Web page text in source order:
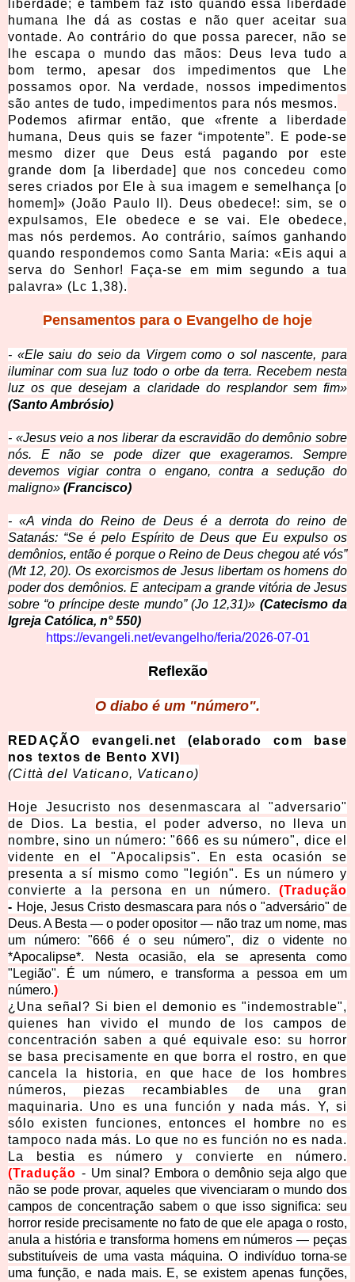
liberdade; e também faz isto quando essa liberdade
humana lhe dá as costas e não quer aceitar sua
vontade. Ao contrário do que possa parecer, não se
lhe escapa o mundo das mãos: Deus leva tudo a
bom termo, apesar dos impedimentos que Lhe
possamos opor. Na verdade, nossos impedimentos
são antes de tudo, impedimentos para nós mesmos.
Podemos afirmar então, que «frente a liberdade
humana, Deus quis se fazer “impotente”. E pode-se
mesmo dizer que Deus está pagando por este
grande dom [a liberdade] que nos concedeu como
seres criados por Ele à sua imagem e semelhança [o
homem]» (João Paulo II). Deus obedece!: sim, se o
expulsamos, Ele obedece e se vai. Ele obedece,
mas nós perdemos. Ao contrário, saímos ganhando
quando respondemos como Santa Maria: «Eis aqui a
serva do Senhor! Faça-se em mim segundo a tua
palavra» (Lc 1,38).
Pensamentos para o Evangelho de hoje
- «Ele saiu do seio da Virgem como o sol nascente, para
iluminar com sua luz todo o orbe da terra. Recebem nesta
luz os que desejam a claridade do resplandor sem fim»
(Santo Ambrósio)
- «Jesus veio a nos liberar da escravidão do demônio sobre
nós. E não se pode dizer que exageramos. Sempre
devemos vigiar contra o engano, contra a sedução do
maligno» (Francisco)
- «A vinda do Reino de Deus é a derrota do reino de
Satanás: “Se é pelo Espírito de Deus que Eu expulso os
demônios, então é porque o Reino de Deus chegou até vós”
(Mt 12, 20). Os exorcismos de Jesus libertam os homens do
poder dos demônios. E antecipam a grande vitória de Jesus
sobre “o príncipe deste mundo” (Jo 12,31)» (Catecismo da
Igreja Católica, n° 550)
https://evangeli.net/evangelho/feria/2026-07-01
Reflexão
O diabo é um "número".
REDAÇÃO evangeli.net (elaborado com base
nos textos de Bento XVI)
(Città del Vaticano, Vaticano)
Hoje Jesucristo nos desenmascara al "adversario"
de Dios. La bestia, el poder adverso, no lleva un
nombre, sino un número: "666 es su número", dice el
vidente en el "Apocalipsis". En esta ocasión se
presenta a sí mismo como "legión". Es un número y
convierte a la persona en un número. (Tradução
- Hoje, Jesus Cristo desmascara para nós o "adversário" de
Deus. A Besta — o poder opositor — não traz um nome, mas
um número: "666 é o seu número", diz o vidente no
*Apocalipse*. Nesta ocasião, ela se apresenta como
"Legião". É um número, e transforma a pessoa em um
número.)
¿Una señal? Si bien el demonio es "indemostrable",
quienes han vivido el mundo de los campos de
concentración saben a qué equivale eso: su horror
se basa precisamente en que borra el rostro, en que
cancela la historia, en que hace de los hombres
números, piezas recambiables de una gran
maquinaria. Uno es una función y nada más. Y, si
sólo existen funciones, entonces el hombre no es
tampoco nada más. Lo que no es función no es nada.
La bestia es número y convierte en número.
(Tradução - Um sinal? Embora o demônio seja algo que
não se pode provar, aqueles que vivenciaram o mundo dos
campos de concentração sabem o que isso significa: seu
horror reside precisamente no fato de que ele apaga o rosto,
anula a história e transforma homens em números — peças
substituíveis de uma vasta máquina. O indivíduo torna-se
uma função, e nada mais. E, se existem apenas funções,